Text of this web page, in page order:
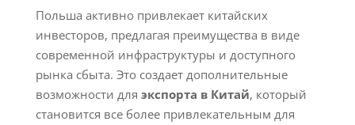
Польша активно привлекает китайских
инвесторов, предлагая преимущества в виде
современной инфраструктуры и доступного
рынка сбыта. Это создает дополнительные
возможности для экспорта в Китай, который
становится все более привлекательным для